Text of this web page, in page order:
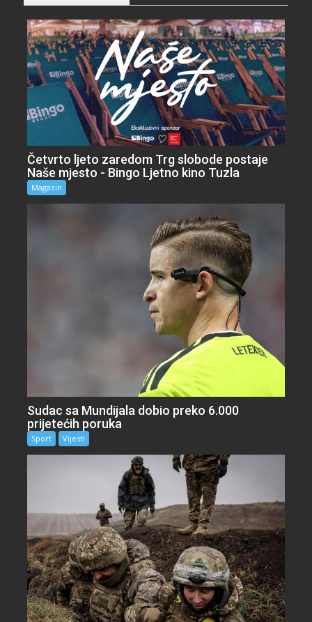
Četvrto ljeto zaredom Trg slobode postaje
Naše mjesto - Bingo Ljetno kino Tuzla
Magazin
Sudac sa Mundijala dobio preko 6.000
prijetećih poruka
Sport Vijesti